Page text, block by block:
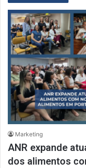
Marketing
ANR expande
dos alimentos